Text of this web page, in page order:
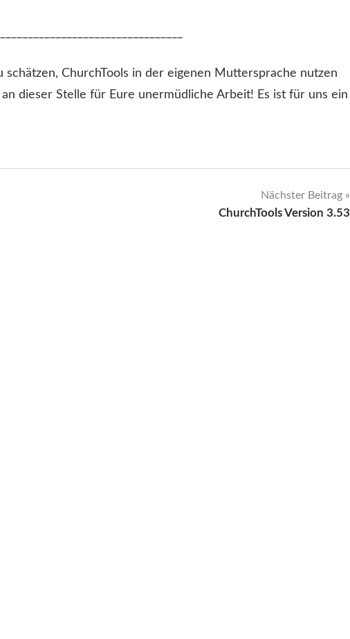
schätzen, ChurchTools in der eigenen Muttersprache nutzen
dieser Stelle für Eure unermüdliche Arbeit! Es ist für uns ein
Nächster Beitrag
ChurchTools Version 3.53